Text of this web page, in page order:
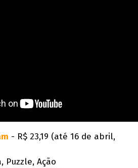
- R$ 23,19 (até 16 de abril,
Puzzle, Ação